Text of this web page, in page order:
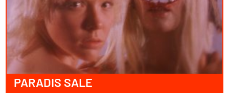
PARADIS SALE